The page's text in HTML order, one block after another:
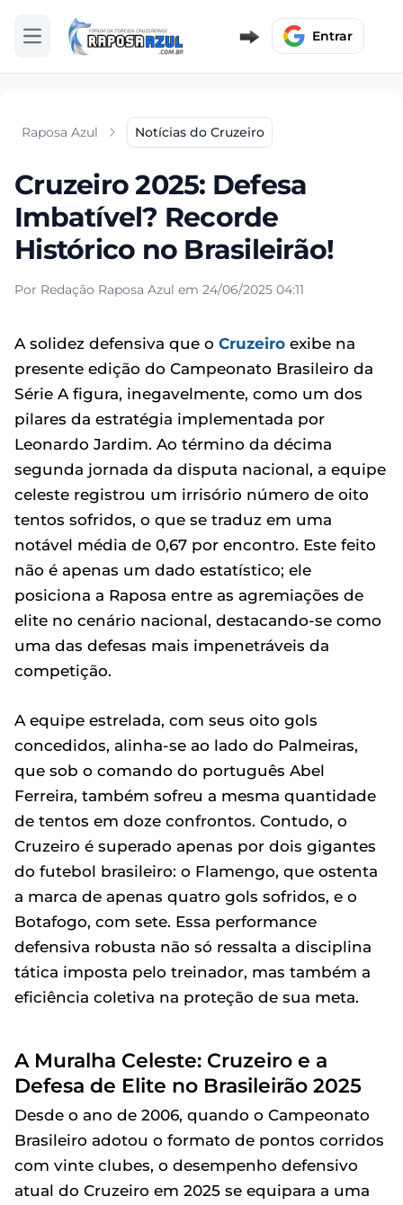
Abrir menu Entrar
Raposa Azul Notícias do Cruzeiro
Cruzeiro 2025: Defesa
Imbatível? Recorde
Histórico no Brasileirão!
Por Redação Raposa Azul em 24/06/2025 04:11
A solidez defensiva que o Cruzeiro exibe na
presente edição do Campeonato Brasileiro da
Série A figura, inegavelmente, como um dos
pilares da estratégia implementada por
Leonardo Jardim. Ao término da décima
segunda jornada da disputa nacional, a equipe
celeste registrou um irrisório número de oito
tentos sofridos, o que se traduz em uma
notável média de 0,67 por encontro. Este feito
não é apenas um dado estatístico; ele
posiciona a Raposa entre as agremiações de
elite no cenário nacional, destacando-se como
uma das defesas mais impenetráveis da
competição.
A equipe estrelada, com seus oito gols
concedidos, alinha-se ao lado do Palmeiras,
que sob o comando do português Abel
Ferreira, também sofreu a mesma quantidade
de tentos em doze confrontos. Contudo, o
Cruzeiro é superado apenas por dois gigantes
do futebol brasileiro: o Flamengo, que ostenta
a marca de apenas quatro gols sofridos, e o
Botafogo, com sete. Essa performance
defensiva robusta não só ressalta a disciplina
tática imposta pelo treinador, mas também a
eficiência coletiva na proteção de sua meta.
A Muralha Celeste: Cruzeiro e a
Defesa de Elite no Brasileirão 2025
Desde o ano de 2006, quando o Campeonato
Brasileiro adotou o formato de pontos corridos
com vinte clubes, o desempenho defensivo
atual do Cruzeiro em 2025 se equipara a uma